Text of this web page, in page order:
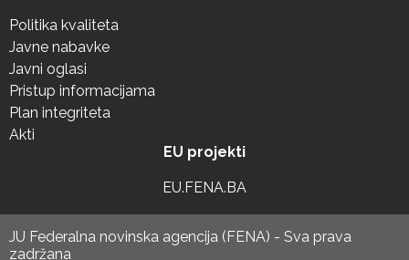
Politika kvaliteta
Javne nabavke
Javni oglasi
Pristup informacijama
Plan integriteta
Akti
EU projekti
EU.FENA.BA
JU Federalna novinska agencija (FENA) - Sva prava
zadržana